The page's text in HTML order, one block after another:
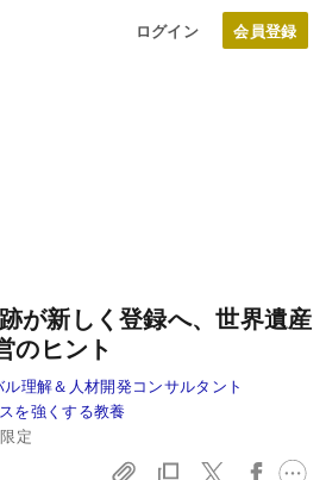
ログイン
が新しく登録へ、世界遺産
のヒント
理解＆人材開発コンサルタント
を強くする教養
定